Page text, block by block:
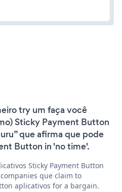
try um faça você
Sticky Payment Button
que afirma que pode
Button in 'no time'.
Sticky Payment Button
que claim to
aplicativos for a bargain.